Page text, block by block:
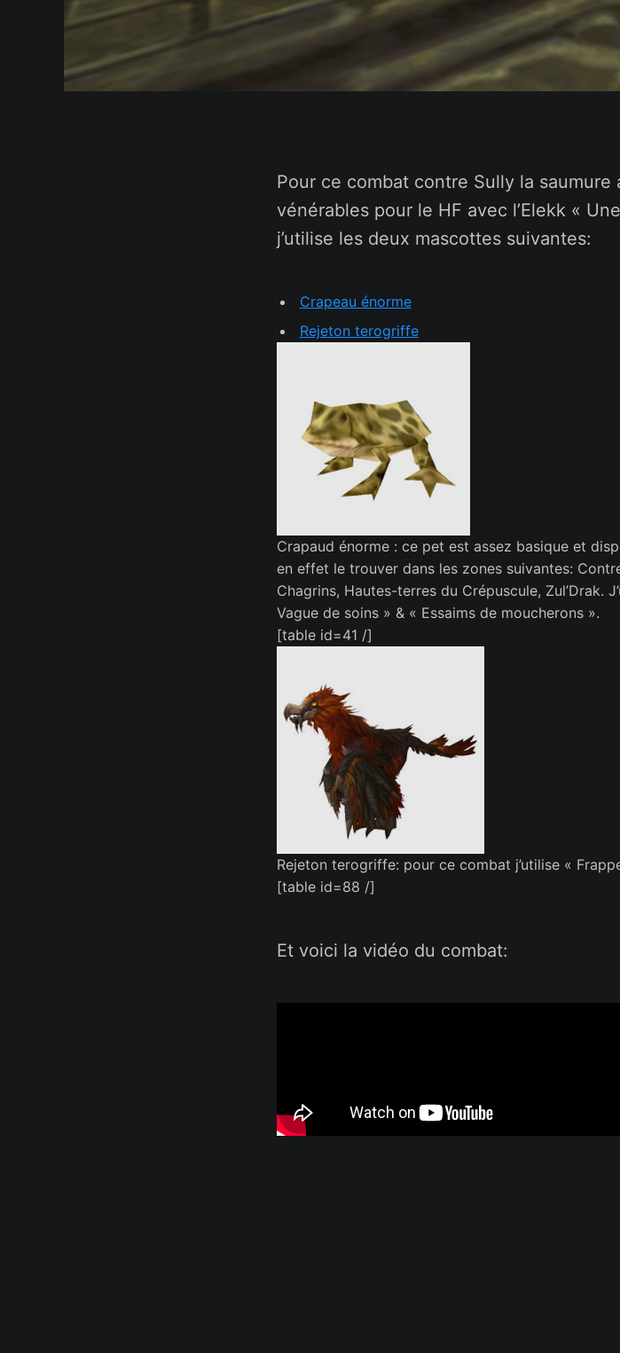
Pour ce combat contre Sully la saumure
vénérables pour le HF avec l’Elekk «
j’utilise les deux mascottes suivantes:
Crapeau énorme
Rejeton terogriffe
Crapaud énorme : ce pet est assez basique et
en effet le trouver dans les zones suivantes:
Chagrins, Hautes-terres du Crépuscule, Zul’Drak.
Vague de soins » & « Essaims de moucherons ».
[table id=41 /]
Rejeton terogriffe: pour ce combat j’utilise «
[table id=88 /]
Et voici la vidéo du combat: